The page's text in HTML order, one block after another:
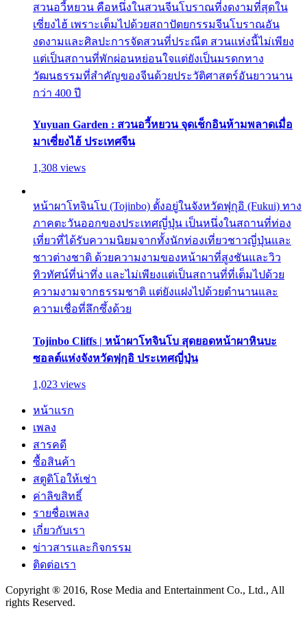
สวนอวี้หยวน คือหนึ่งในสวนจีนโบราณที่งดงามที่สุดใน
เซี่ยงไฮ้ เพราะเต็มไปด้วยสถาปัตยกรรมจีนโบราณอัน
งดงามและศิลปะการจัดสวนที่ประณีต สวนแห่งนี้ไม่เพียง
แต่เป็นสถานที่พักผ่อนหย่อนใจแต่ยังเป็นมรดกทาง
วัฒนธรรมที่สำคัญของจีนด้วยประวัติศาสตร์อันยาวนาน
กว่า 400 ปี
Yuyuan Garden : สวนอวี้หยวน จุดเช็กอินห้ามพลาดเมื่อ
มาเซี่ยงไฮ้ ประเทศจีน
1,308 views
หน้าผาโทจินโบ (Tojinbo) ตั้งอยู่ในจังหวัดฟุกุอิ (Fukui) ทาง
ภาคตะวันออกของประเทศญี่ปุ่น เป็นหนึ่งในสถานที่ท่อง
เที่ยวที่ได้รับความนิยมจากทั้งนักท่องเที่ยวชาวญี่ปุ่นและ
ชาวต่างชาติ ด้วยความงามของหน้าผาที่สูงชันและวิว
ทิวทัศน์ที่น่าทึ่ง และไม่เพียงแต่เป็นสถานที่ที่เต็มไปด้วย
ความงามจากธรรมชาติ แต่ยังแฝงไปด้วยตำนานและ
ความเชื่อที่ลึกซึ้งด้วย
Tojinbo Cliffs | หน้าผาโทจินโบ สุดยอดหน้าผาหินบะ
ซอลต์แห่งจังหวัดฟุกุอิ ประเทศญี่ปุ่น
1,023 views
หน้าแรก
เพลง
สารคดี
ซื้อสินค้า
สตูดิโอให้เช่า
ค่าลิขสิทธิ์
รายชื่อเพลง
เกี่ยวกับเรา
ข่าวสารและกิจกรรม
ติดต่อเรา
Copyright ® 2016, Rose Media and Entertainment Co., Ltd., All
rights Reserved.